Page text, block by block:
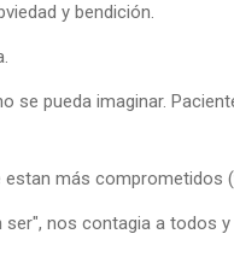
y bendición.
pueda imaginar.
más comprometidos
ser", nos contagia a